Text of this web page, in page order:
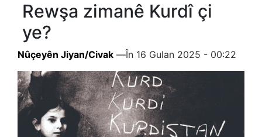
Rewşa zimanê Kurdî çi
ye?
Nûçeyên Jiyan/Civak —În 16 Gulan 2025 - 00:22